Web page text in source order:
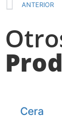
ANTERIOR
Cera